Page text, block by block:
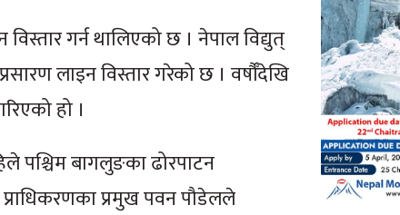
गर्न थालिएको छ । नेपाल विद्युत्
लाइन विस्तार गरेको छ । वर्षौँदेखि
हो ।
पश्चिम बागलुङका ढोरपाटन
प्रमुख पवन पौडेलले